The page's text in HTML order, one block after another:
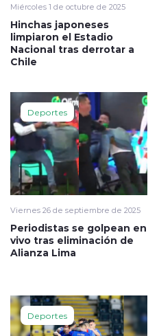
Miércoles 1 de octubre de 2025
Hinchas japoneses
limpiaron el Estadio
Nacional tras derrotar a
Chile
Deportes
Viernes 26 de septiembre de 2025
Periodistas se golpean en
vivo tras eliminación de
Alianza Lima
Deportes